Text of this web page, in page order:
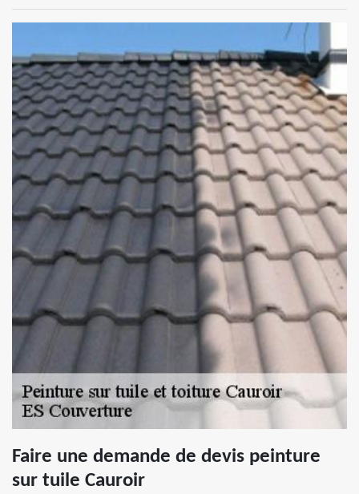
Faire une demande de devis peinture
sur tuile Cauroir